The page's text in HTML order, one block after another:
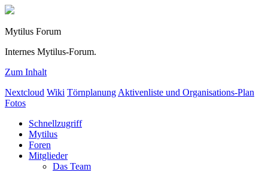
Mytilus Forum
Internes Mytilus-Forum.
Zum Inhalt
Nextcloud Wiki Törnplanung Aktivenliste und Organisations-Plan
Fotos
Schnellzugriff
Mytilus
Foren
Mitglieder
Das Team